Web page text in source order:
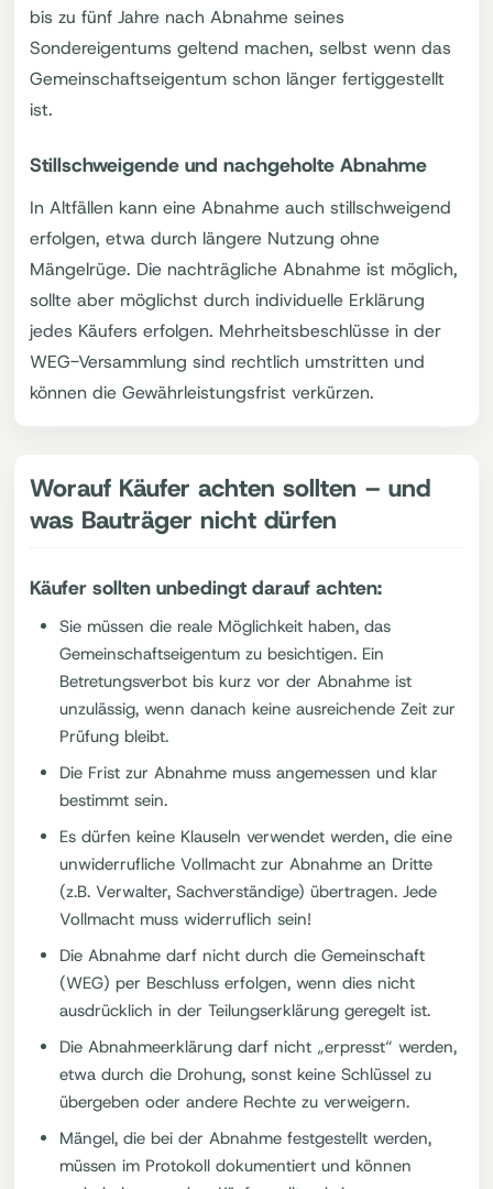
bis zu fünf Jahre nach Abnahme seines
Sondereigentums geltend machen, selbst wenn das
Gemeinschaftseigentum schon länger fertiggestellt
ist.
Stillschweigende und nachgeholte Abnahme
In Altfällen kann eine Abnahme auch stillschweigend
erfolgen, etwa durch längere Nutzung ohne
Mängelrüge. Die nachträgliche Abnahme ist möglich,
sollte aber möglichst durch individuelle Erklärung
jedes Käufers erfolgen. Mehrheitsbeschlüsse in der
WEG-Versammlung sind rechtlich umstritten und
können die Gewährleistungsfrist verkürzen.
Worauf Käufer achten sollten – und
was Bauträger nicht dürfen
Käufer sollten unbedingt darauf achten:
Sie müssen die reale Möglichkeit haben, das
Gemeinschaftseigentum zu besichtigen. Ein
Betretungsverbot bis kurz vor der Abnahme ist
unzulässig, wenn danach keine ausreichende Zeit zur
Prüfung bleibt.
Die Frist zur Abnahme muss angemessen und klar
bestimmt sein.
Es dürfen keine Klauseln verwendet werden, die eine
unwiderrufliche Vollmacht zur Abnahme an Dritte
(z.B. Verwalter, Sachverständige) übertragen. Jede
Vollmacht muss widerruflich sein!
Die Abnahme darf nicht durch die Gemeinschaft
(WEG) per Beschluss erfolgen, wenn dies nicht
ausdrücklich in der Teilungserklärung geregelt ist.
Die Abnahmeerklärung darf nicht „erpresst“ werden,
etwa durch die Drohung, sonst keine Schlüssel zu
übergeben oder andere Rechte zu verweigern.
Mängel, die bei der Abnahme festgestellt werden,
müssen im Protokoll dokumentiert und können